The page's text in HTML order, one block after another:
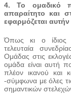
4. Το ομαδικό
απαραίτητο και
εφαρμόζεται
Όπως κι ο ίδιος
τελευταία
Ομάδας στις
ομάδα είναι αυτή
πλέον ικανού και
-σύμφωνα με όλες
σημαντικών